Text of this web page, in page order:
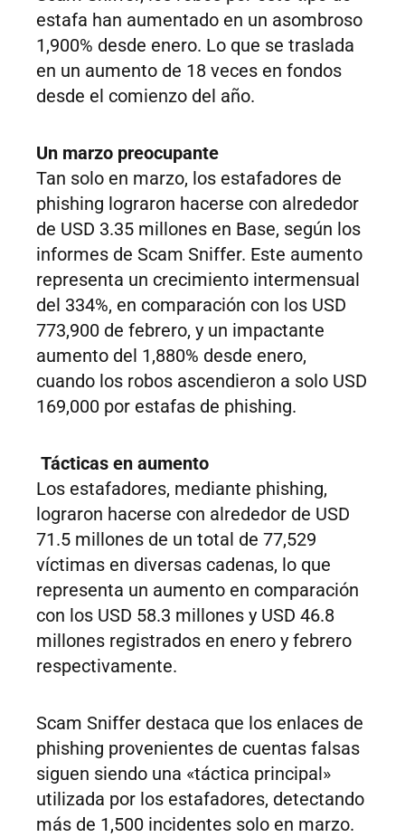
estafa han aumentado en un asombroso
1,900% desde enero. Lo que se traslada
en un aumento de 18 veces en fondos
desde el comienzo del año.
Un marzo preocupante
Tan solo en marzo, los estafadores de
phishing lograron hacerse con alrededor
de USD 3.35 millones en Base, según los
informes de Scam Sniffer. Este aumento
representa un crecimiento intermensual
del 334%, en comparación con los USD
773,900 de febrero, y un impactante
aumento del 1,880% desde enero,
cuando los robos ascendieron a solo USD
169,000 por estafas de phishing.
Tácticas en aumento
Los estafadores, mediante phishing,
lograron hacerse con alrededor de USD
71.5 millones de un total de 77,529
víctimas en diversas cadenas, lo que
representa un aumento en comparación
con los USD 58.3 millones y USD 46.8
millones registrados en enero y febrero
respectivamente.
Scam Sniffer destaca que los enlaces de
phishing provenientes de cuentas falsas
siguen siendo una «táctica principal»
utilizada por los estafadores, detectando
más de 1,500 incidentes solo en marzo.